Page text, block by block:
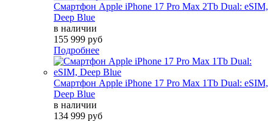
Смартфон Apple iPhone 17 Pro Max 2Tb Dual: eSIM,
Deep Blue
в наличии
155 999 руб
Подробнее
Смартфон Apple iPhone 17 Pro Max 1Tb Dual: eSIM,
Deep Blue
в наличии
134 999 руб